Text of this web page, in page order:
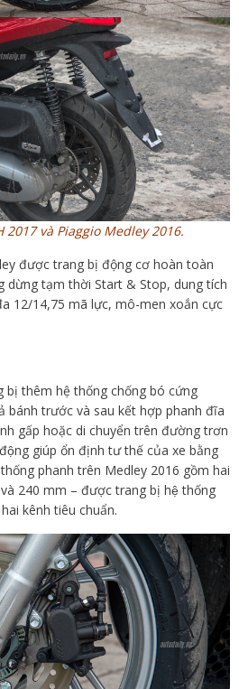
2017 và Piaggio Medley 2016.
được trang bị động cơ hoàn toàn
dừng tạm thời Start & Stop, dung tích
12/14,75 mã lực, mô-men xoắn cực
bị thêm hệ thống chống bó cứng
bánh trước và sau kết hợp phanh đĩa
gấp hoặc di chuyển trên đường trơn
giúp ổn định tư thế của xe bằng
phanh trên Medley 2016 gồm hai
240 mm – được trang bị hệ thống
kênh tiêu chuẩn.